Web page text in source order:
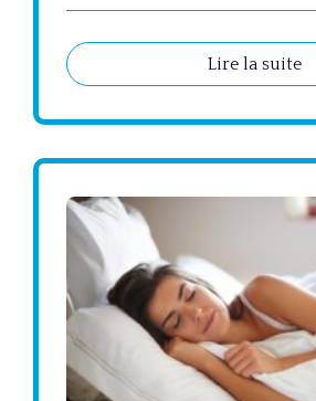
Lire la suite